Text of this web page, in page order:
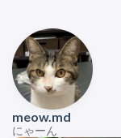
meow.md
にゃーん